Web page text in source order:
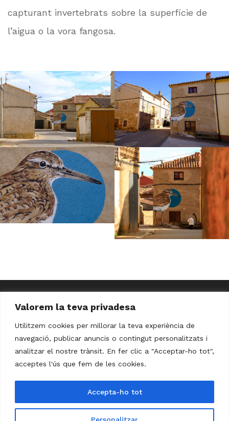
Valorem la teva privadesa
Utilitzem cookies per millorar la teva experiència de
navegació, publicar anuncis o contingut personalitzats i
analitzar el nostre trànsit. En fer clic a "Acceptar-ho tot",
acceptes l'ús que fem de les cookies.
Personalitzar
Accepta-ho tot
capturant invertebrats sobre la superfície de
l’aigua o la vora fangosa.
Avís Legal Política de Privacitat